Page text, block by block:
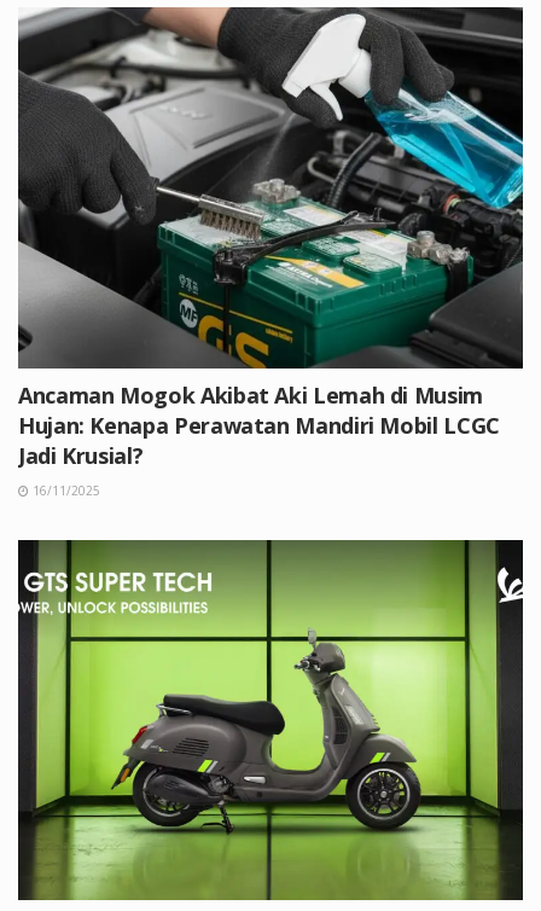
Ancaman Mogok Akibat Aki Lemah di Musim
Hujan: Kenapa Perawatan Mandiri Mobil LCGC
Jadi Krusial?
16/11/2025